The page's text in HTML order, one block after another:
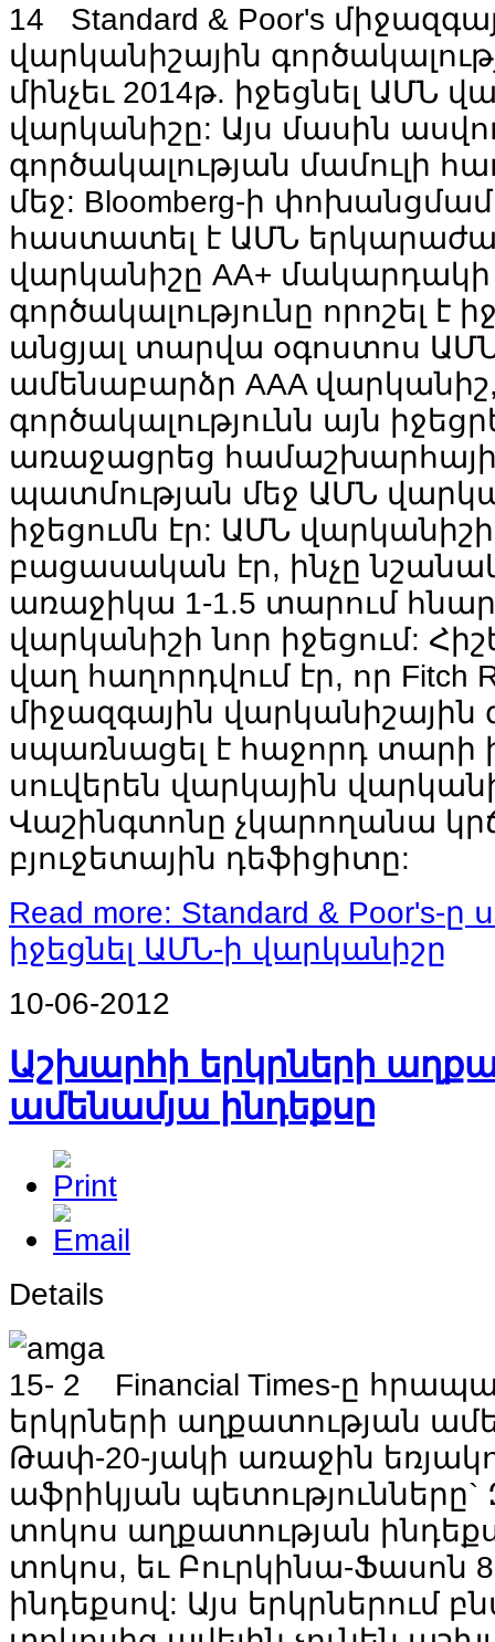
Standard & Poor's
վարկանիշային
մինչեւ 2014թ. իջեցնել ԱՄՆ
վարկանիշը: Այս մասին
գործակալության մամուլի
մեջ: Bloomberg-ի
հաստատել է ԱՄՆ
վարկանիշը АА+
գործակալությունը որոշել է
անցյալ տարվա օգոստոս
ամենաբարձր AAA
գործակալությունն այն
առաջացրեց
պատմության մեջ ԱՄՆ
իջեցումն էր: ԱՄՆ
բացասական էր, ինչը
առաջիկա 1-1.5 տարում
վարկանիշի նոր իջեցում:
վաղ հաղորդվում էր, որ Fitch
միջազգային վարկանիշային
սպառնացել է հաջորդ տարի
սուվերեն վարկային
Վաշինգտոնը չկարողանա
բյուջետային դեֆիցիտը:
Read more: Standard & Poor's-
իջեցնել ԱՄՆ-ի վարկանիշը
10-06-2012
Աշխարհի երկրների
ամենամյա ինդեքսը
Details
Financial Times-ը
երկրների աղքատության
Թափ-20-յակի առաջին
աֆրիկյան պետությունները`
տոկոս աղքատության
տոկոս, եւ Բուրկինա-Ֆասոն
ինդեքսով: Այս երկրներում